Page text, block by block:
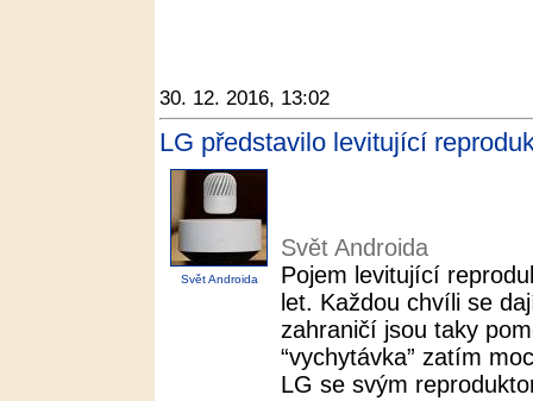
30. 12. 2016, 13:02
LG představilo levitující
Svět Androida
Svět Androida
Pojem levitující
let. Každou chvíli se
zahraničí jsou taky
“vychytávka” zatím
LG se svým